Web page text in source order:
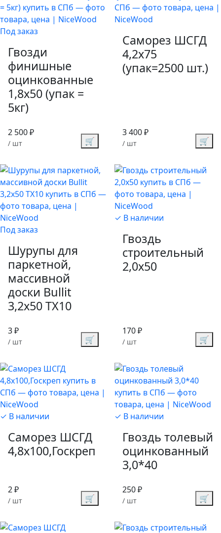
Под заказ
Гвозди
финишные
оцинкованные
1,8х50 (упак =
5кг)
2 500 ₽
/ шт 🛒
Саморез ШСГД
4,2х75
(упак=2500 шт.)
3 400 ₽
/ шт 🛒
Под заказ
Шурупы для
паркетной,
массивной
доски Bullit
3,2х50 TX10
3 ₽
/ шт 🛒
✓ В наличии
Гвоздь
строительный
2,0х50
170 ₽
/ шт 🛒
✓ В наличии
Саморез ШСГД
4,8х100,Госкреп
2 ₽
/ шт 🛒
✓ В наличии
Гвоздь толевый
оцинкованный
3,0*40
250 ₽
/ шт 🛒